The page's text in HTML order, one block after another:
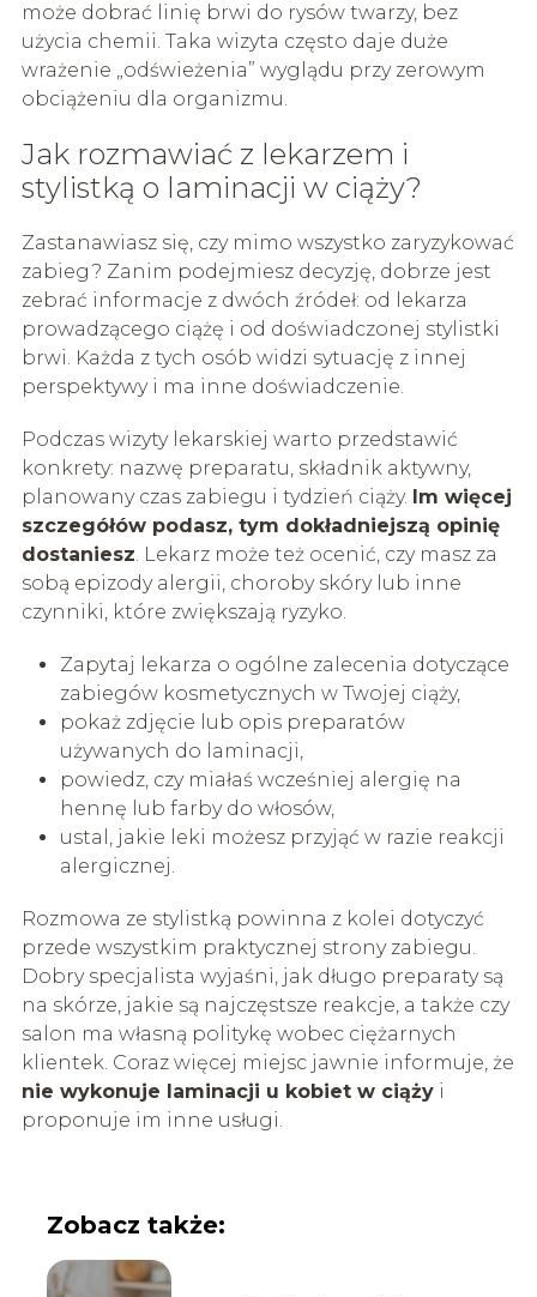
może dobrać linię brwi do rysów twarzy, bez
użycia chemii. Taka wizyta często daje duże
wrażenie „odświeżenia” wyglądu przy zerowym
obciążeniu dla organizmu.
Jak rozmawiać z lekarzem i
stylistką o laminacji w ciąży?
Zastanawiasz się, czy mimo wszystko zaryzykować
zabieg? Zanim podejmiesz decyzję, dobrze jest
zebrać informacje z dwóch źródeł: od lekarza
prowadzącego ciążę i od doświadczonej stylistki
brwi. Każda z tych osób widzi sytuację z innej
perspektywy i ma inne doświadczenie.
Podczas wizyty lekarskiej warto przedstawić
konkrety: nazwę preparatu, składnik aktywny,
planowany czas zabiegu i tydzień ciąży. Im więcej
szczegółów podasz, tym dokładniejszą opinię
dostaniesz. Lekarz może też ocenić, czy masz za
sobą epizody alergii, choroby skóry lub inne
czynniki, które zwiększają ryzyko.
Zapytaj lekarza o ogólne zalecenia dotyczące
zabiegów kosmetycznych w Twojej ciąży,
pokaż zdjęcie lub opis preparatów
używanych do laminacji,
powiedz, czy miałaś wcześniej alergię na
hennę lub farby do włosów,
ustal, jakie leki możesz przyjąć w razie reakcji
alergicznej.
Rozmowa ze stylistką powinna z kolei dotyczyć
przede wszystkim praktycznej strony zabiegu.
Dobry specjalista wyjaśni, jak długo preparaty są
na skórze, jakie są najczęstsze reakcje, a także czy
salon ma własną politykę wobec ciężarnych
klientek. Coraz więcej miejsc jawnie informuje, że
nie wykonuje laminacji u kobiet w ciążyi
proponuje im inne usługi.
Zobacz także: